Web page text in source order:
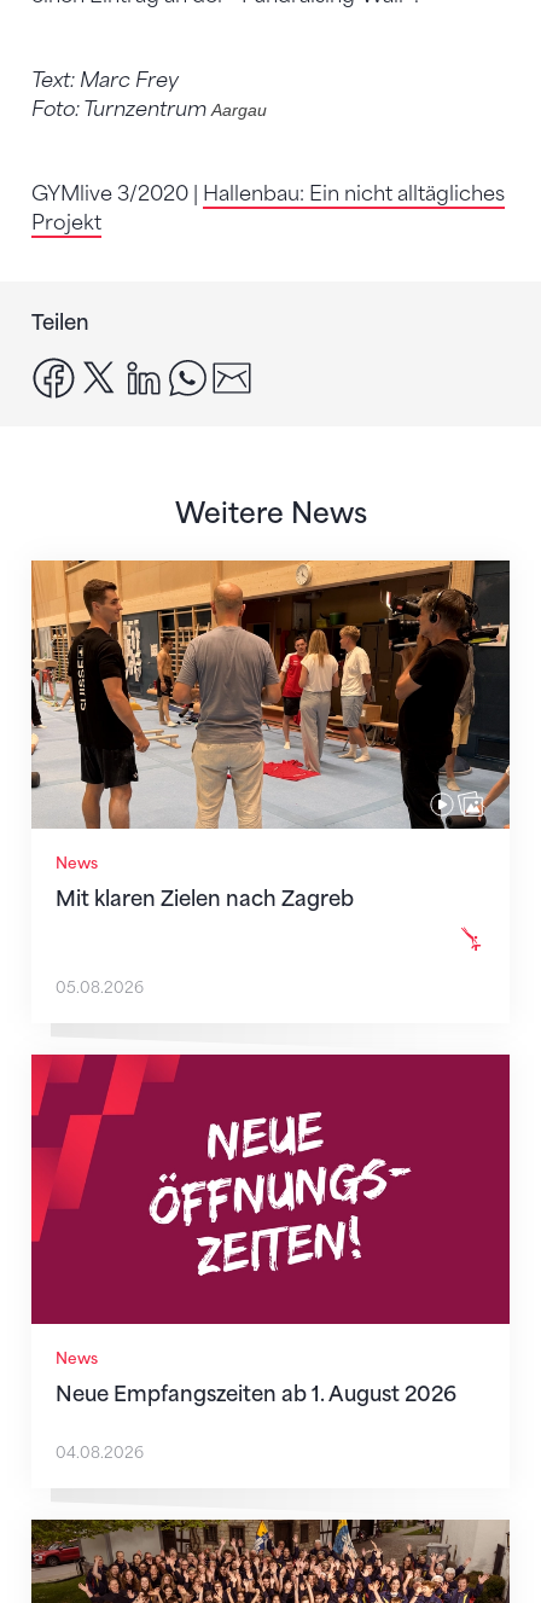
Text: Marc Frey
Foto: Turnzentrum Aargau
GYMlive 3/2020 |
Hallenbau: Ein nicht alltägliches
Projekt
Teilen
facebook
x linkedinwhatsapp
Weitere News
News
Mit klaren Zielen nach Zagreb
Mit klaren Zielen nach Zagreb
05.08.2026
News
Neue Empfangszeiten ab 1. August 2026
Neue Empfangszeiten ab 1. August 2026
04.08.2026
Wenn Mitmachen selbstverständlich ist